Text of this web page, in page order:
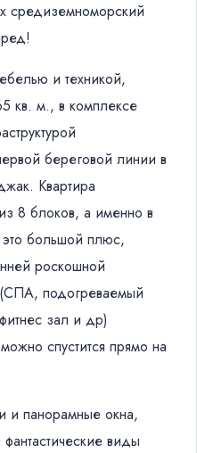
средиземноморский
и техникой,
кв. м., в комплексе
береговой линии в
Квартира
8 блоков, а именно в
большой плюс,
роскошной
(СПА, подогреваемый
зал и др)
спустится прямо на
и панорамные окна,
виды